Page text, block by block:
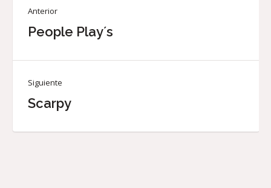
Anterior
People Play´s
Siguiente
Scarpy